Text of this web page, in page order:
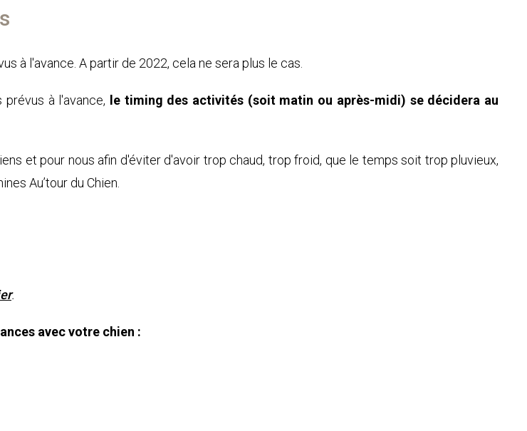
à l'avance. A partir de 2022, cela ne sera plus le cas.
à l'avance,
le timing des activités (soit matin ou après-midi) se décidera au
et pour nous afin d'éviter d'avoir trop chaud, trop froid, que le temps soit trop pluvieux,
Au’tour du Chien.
.
avec votre chien :